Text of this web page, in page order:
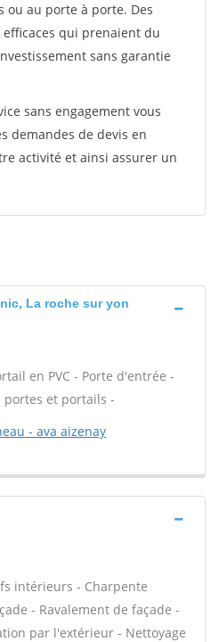
au porte à porte. Des
qui prenaient du
sans garantie
sans engagement vous
demandes de devis en
activité et ainsi assurer un
La roche sur yon
en PVC - Porte d'entrée -
portes et portails -
- ava aizenay
intérieurs - Charpente
- Ravalement de façade -
par l'extérieur - Nettoyage